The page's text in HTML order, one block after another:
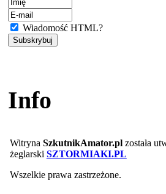
Wiadomość HTML?
Info
Witryna SzkutnikAmator.plzostała
żeglarski SZTORMIAKI.PL
Wszelkie prawa zastrzeżone.